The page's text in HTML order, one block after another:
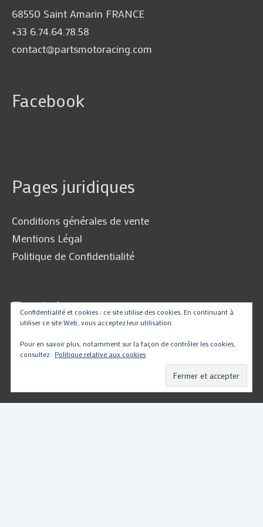
68550 Saint Amarin FRANCE
+33 6.74.64.78.58
contact@partsmotoracing.com
Facebook
Pages juridiques
Conditions générales de vente
Mentions Légal
Politique de Confidentialité
Traduire
Confidentialité et cookies : ce site utilise des cookies. En continuant à
utiliser ce site Web, vous acceptez leur utilisation.
Pour en savoir plus, notamment sur la façon de contrôler les cookies,
consultez :Politique relative aux cookies